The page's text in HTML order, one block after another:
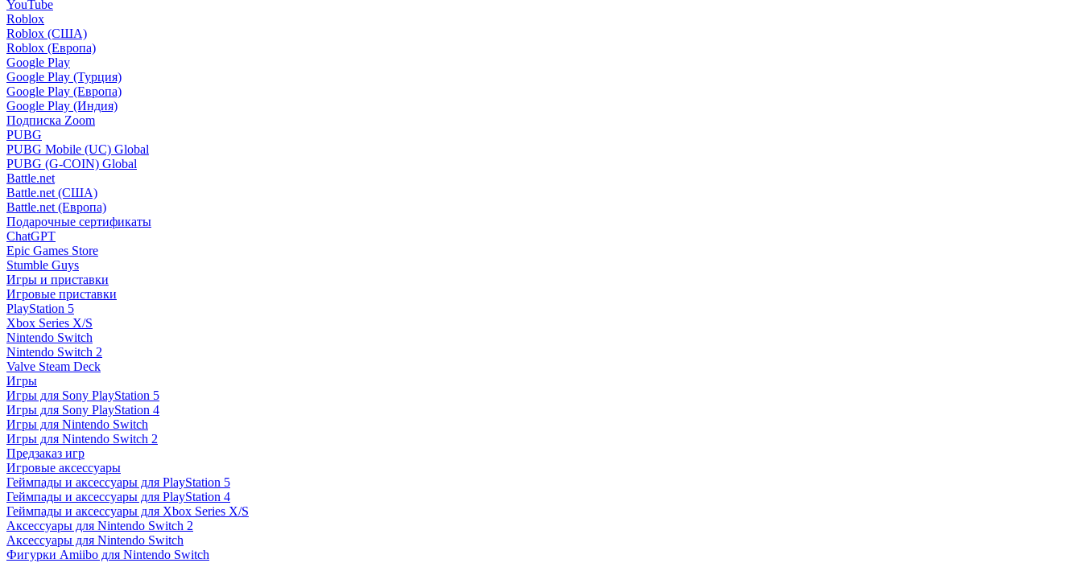
YouTube
Roblox
Roblox (США)
Roblox (Европа)
Google Play
Google Play (Турция)
Google Play (Европа)
Google Play (Индия)
Подписка Zoom
PUBG
PUBG Mobile (UC) Global
PUBG (G-COIN) Global
Battle.net
Battle.net (США)
Battle.net (Европа)
Подарочные сертификаты
ChatGPT
Epic Games Store
Stumble Guys
Игры и приставки
Игровые приставки
PlayStation 5
Xbox Series X/S
Nintendo Switch
Nintendo Switch 2
Valve Steam Deck
Игры
Игры для Sony PlayStation 5
Игры для Sony PlayStation 4
Игры для Nintendo Switch
Игры для Nintendo Switch 2
Предзаказ игр
Игровые аксессуары
Геймпады и аксессуары для PlayStation 5
Геймпады и аксессуары для PlayStation 4
Геймпады и аксессуары для Xbox Series X/S
Аксессуары для Nintendo Switch 2
Аксессуары для Nintendo Switch
Фигурки Amiibo для Nintendo Switch